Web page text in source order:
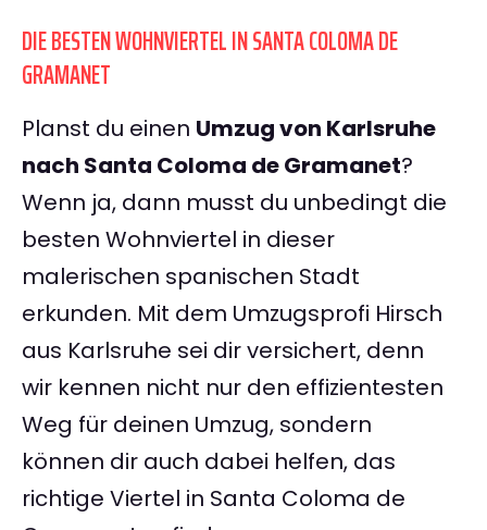
DIE BESTEN WOHNVIERTEL IN SANTA COLOMA DE
GRAMANET
Planst du einen Umzug von Karlsruhe
nach Santa Coloma de Gramanet?
Wenn ja, dann musst du unbedingt die
besten Wohnviertel in dieser
malerischen spanischen Stadt
erkunden. Mit dem Umzugsprofi Hirsch
aus Karlsruhe sei dir versichert, denn
wir kennen nicht nur den effizientesten
Weg für deinen Umzug, sondern
können dir auch dabei helfen, das
richtige Viertel in Santa Coloma de